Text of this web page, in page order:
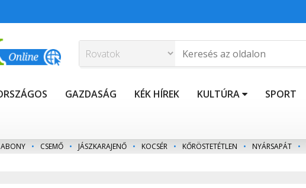
GAZDASÁG KÉK HÍREK KULTÚRA SPORT
ABONY • CSEMŐ • JÁSZKARAJENŐ • KOCSÉR • KŐRÖSTETÉTLEN • NYÁRSAPÁT •